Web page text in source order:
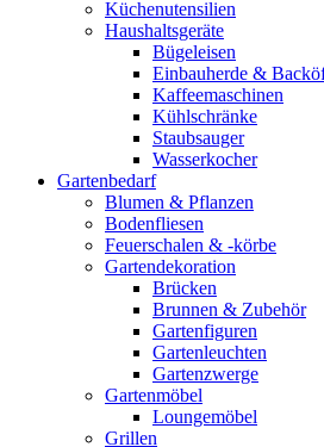
Küchenutensilien
Haushaltsgeräte
Bügeleisen
Einbauherde &
Kaffeemaschinen
Kühlschränke
Staubsauger
Wasserkocher
Gartenbedarf
Blumen & Pflanzen
Bodenfliesen
Feuerschalen & -körbe
Gartendekoration
Brücken
Brunnen & Zubehör
Gartenfiguren
Gartenleuchten
Gartenzwerge
Gartenmöbel
Loungemöbel
Grillen